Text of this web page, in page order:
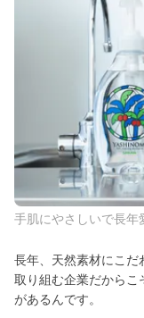
手肌にやさしいで長年
長年、天然素材にこだ
取り組む企業だからこ
があるんです。